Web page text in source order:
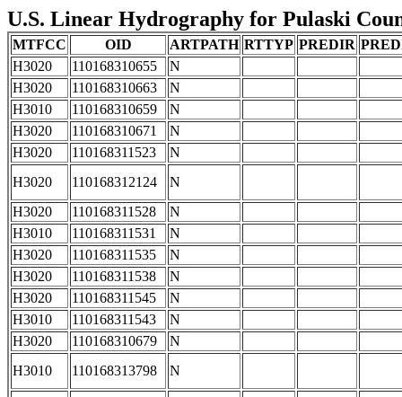
U.S. Linear Hydrography for Pulaski
MTFCC OID ARTPATH RTTYP PREDIR
H3020
110168310655
N
H3020
110168310663
N
H3010
110168310659
N
H3020
110168310671
N
H3020
110168311523
N
H3020
110168312124
N
H3020
110168311528
N
H3010
110168311531
N
H3020
110168311535
N
H3020
110168311538
N
H3020
110168311545
N
H3010
110168311543
N
H3020
110168310679
N
H3010
110168313798 N